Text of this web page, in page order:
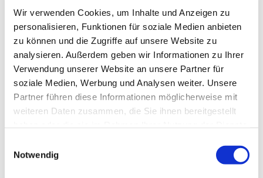
Wir verwenden Cookies, um Inhalte und Anzeigen zu
personalisieren, Funktionen für soziale Medien anbieten
zu können und die Zugriffe auf unsere Website zu
analysieren. Außerdem geben wir Informationen zu Ihrer
Verwendung unserer Website an unsere Partner für
soziale Medien, Werbung und Analysen weiter. Unsere
Partner führen diese Informationen möglicherweise mit
weiteren Daten zusammen, die Sie ihnen bereitgestellt
Notwendig
Dies könnte Sie auch interessieren